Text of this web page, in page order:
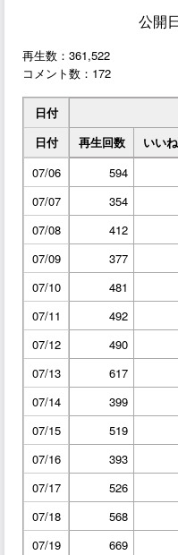
公開
再生数：361,522
コメント数：172
日付
日付
再生回数 いい
07/06
594
07/07
354
07/08
412
07/09
377
07/10
481
07/11
492
07/12
490
07/13
617
07/14
399
07/15
519
07/16
393
07/17
526
07/18
568
07/19
669